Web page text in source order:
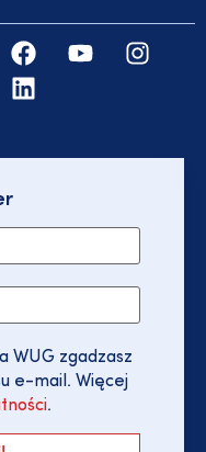
WUG zgadzasz
e-mail. Więcej
.